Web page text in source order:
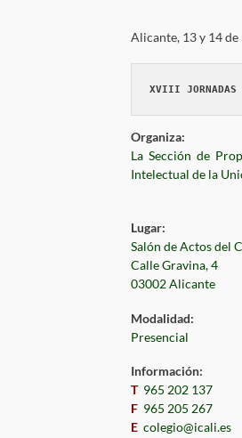
Alicante, 13 y 14
Organiza:
La Sección de
Intelectual de la
Lugar:
Salón de Actos del
Calle Gravina, 4
03002 Alicante
Modalidad:
Presencial
Información:
T 965 202 137
F 965 205 267
E colegio@icali.es